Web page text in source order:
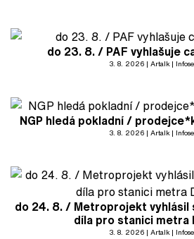
do 23. 8. / PAF vyhlašuje
3. 8. 2026 Artalk
NGP hledá pokladní /
3. 8. 2026 Artalk
do 24. 8. / Metroprojekt vyhlásil
díla pro stanici metra
3. 8. 2026 Artalk